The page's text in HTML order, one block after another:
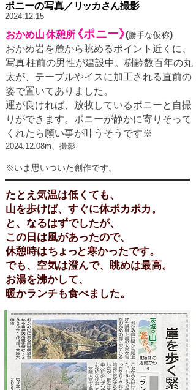
​ポニーの写真／ リッカさん撮影
​2024.12.15
おかめ山休憩所《ポニー》(勝手な仮称)
おかめ岩を麓から眺めるポイント近くに、
写真柱前の男性が建設中。樹齢数百年の丸
太が、テーブルやイスに加工される直前の
姿で置いてありました。
​運が良ければ、放牧しているポニーと自撮
りができます。ポニーが静かに寄りそって
くれたら願い事が叶うそうです※
​2024.12.08m、撮影
※いま思いついた創作です。
たとえ気温は低くても、
​山を歩けば、 すぐに体ポカポカ。
と、なるはずでしたが、
この日は風があったので、
休憩時はちょっと寒かったです。
でも、 空気は澄んで、眺めは最高。
お湯を沸かして、
暖かランチも食べました。